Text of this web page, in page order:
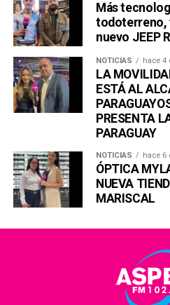
Más
todoterreno,
nuevo JEEP
NOTICIAS hace 4
LA
ESTÁ AL
PRESENTA
PARAGUAY
NOTICIAS hace 6
ÓPTICA
NUEVA
MARISCAL